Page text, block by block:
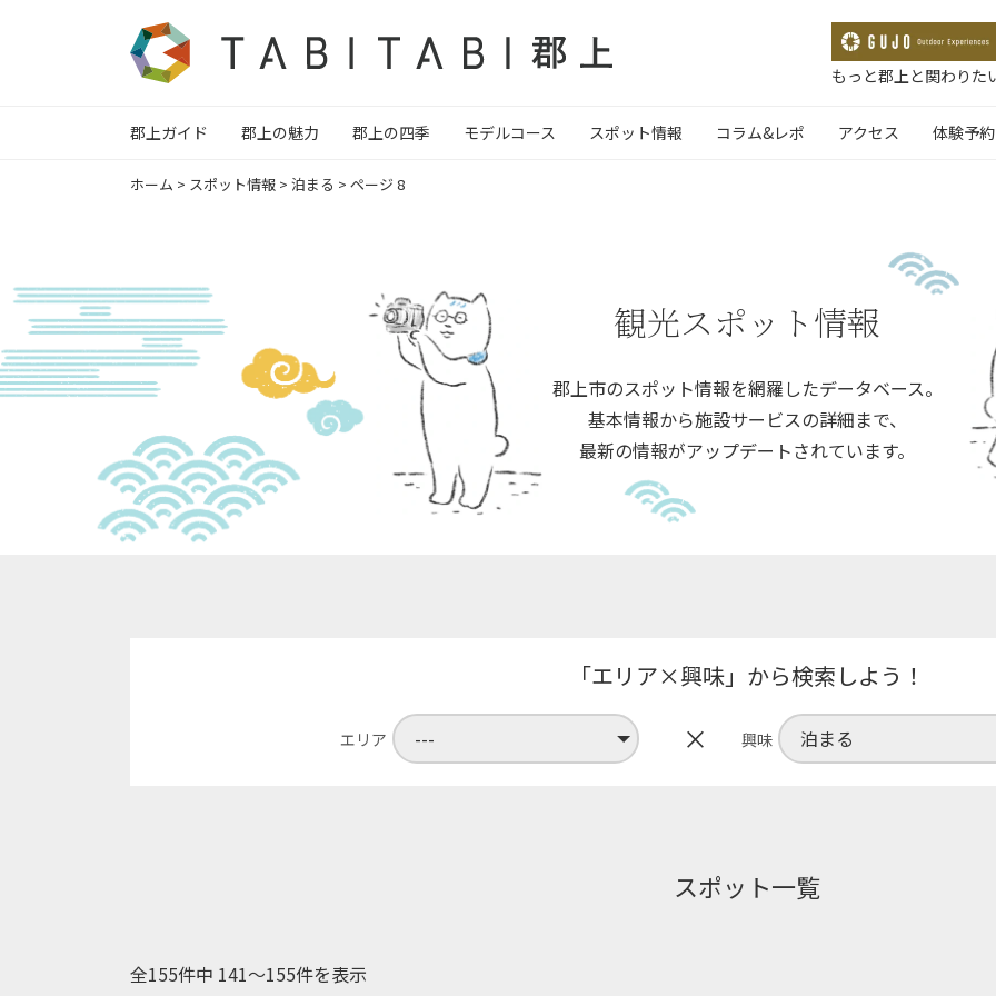
もっと郡上と関わりた
郡上ガイド 郡上の魅力 郡上の四季 モデルコース スポット情報 コラム&レポ アクセス 体験予約
ホーム > スポット情報 > 泊まる > ページ 8
観光スポット情報
郡上市のスポット情報を網羅したデータベース。
基本情報から施設サービスの詳細まで、
最新の情報がアップデートされています。
「エリア×興味」から検索しよう！
エリア × 興味
スポット一覧
全155件中 141〜155件を表示